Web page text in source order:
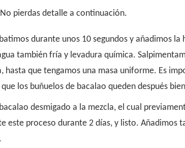
pierdas detalle a continuación.
durante unos 10 segundos y añadimos la
también fría y levadura química.
que tengamos una masa uniforme. Es
los buñuelos de bacalao queden después
desmigado a la mezcla, el cual
este proceso durante 2 días, y listo. Añadimos